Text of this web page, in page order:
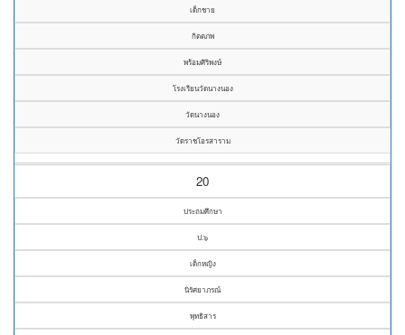
เด็กชาย
กิตตภพ
พร้อมศิริพงษ์
โรงเรียนวัดนางนอง
วัดนางนอง
วัดราชโอรสาราม
20
ประถมศึกษา
ป.๖
เด็กหญิง
นิรัศยาภรณ์
พุทธิสาร